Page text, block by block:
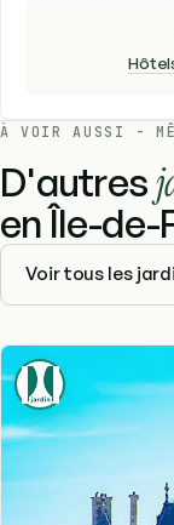
À VOIR AUSSI -
D'autres
en Île-de-
Voir tous les